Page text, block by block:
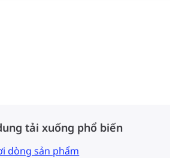
tải xuống phổ biến
dòng sản phẩm